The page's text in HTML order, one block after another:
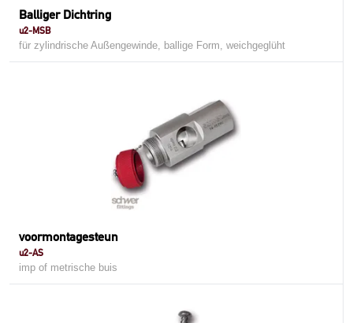
Balliger Dichtring
u2-MSB
für zylindrische Außengewinde, ballige Form, weichgeglüht
voormontagesteun
u2-AS
imp of metrische buis